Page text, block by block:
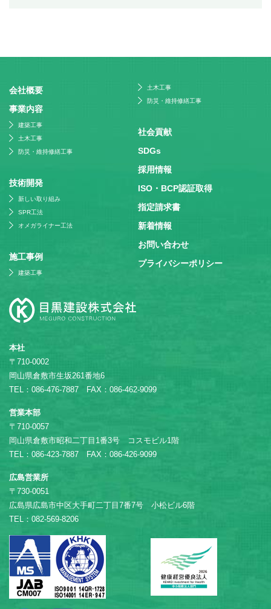
本社
〒710-0002
岡山県倉敷市生坂261番地6
TEL：086-476-7887 FAX：086-462-9099
営業本部
〒710-0057
岡山県倉敷市昭和二丁目1番3号 コスモビル1階
TEL：086-423-7887 FAX：086-426-9099
広島営業所
〒730-0051
広島県広島市中区大手町二丁目7番7号 小松ビル6階
TEL：082-569-8206
会社概要
事業内容
建築工事
土木工事
防災・維持修繕工事
技術開発
新しい取り組み
SPR工法
オメガライナー工法
施⼯事例
建築工事
土木工事
防災・維持修繕工事
社会貢献
SDGs
採⽤情報
ISO・BCP認証取得
指定請求書
新着情報
お問い合わせ
プライバシーポリシー